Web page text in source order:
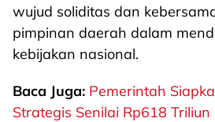
wujud soliditas dan
pimpinan daerah dalam
kebijakan nasional.
Baca Juga: Pemerintah
Strategis Senilai Rp618 Triliun